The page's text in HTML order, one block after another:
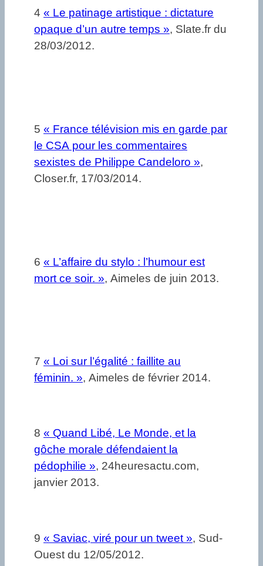
4 « Le patinage artistique : dictature
opaque d’un autre temps », Slate.fr du
28/03/2012.
5 « France télévision mis en garde par
le CSA pour les commentaires
sexistes de Philippe Candeloro »,
Closer.fr, 17/03/2014.
6 « L’affaire du stylo : l’humour est
mort ce soir. », Aimeles de juin 2013.
7 « Loi sur l’égalité : faillite au
féminin. », Aimeles de février 2014.
8 « Quand Libé, Le Monde, et la
gôche morale défendaient la
pédophilie », 24heuresactu.com,
janvier 2013.
9 « Saviac, viré pour un tweet », Sud-
Ouest du 12/05/2012.